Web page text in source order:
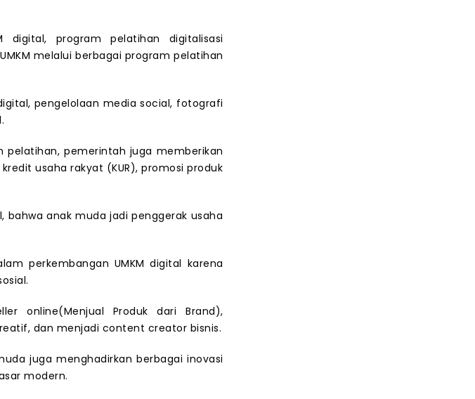
digital, program pelatihan digitalisasi
melalui berbagai program pelatihan
pengelolaan media social, fotografi
pelatihan, pemerintah juga memberikan
usaha rakyat (KUR), promosi produk
bahwa anak muda jadi penggerak usaha
perkembangan UMKM digital karena
online(Menjual Produk dari Brand),
dan menjadi content creator bisnis.
juga menghadirkan berbagai inovasi
modern.